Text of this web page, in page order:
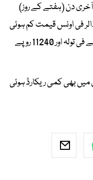
دن (ہفتے کے روز)
سونے کی عالمی مارکیٹ میں 124 ڈالر فی اونس قیمت کم ہوئی
تھی جبکہ مقامی سطح پر سونا 12489 روپے فی تولہ اور 11240 روپے
بھی کمی ریکارڈ ہوئی